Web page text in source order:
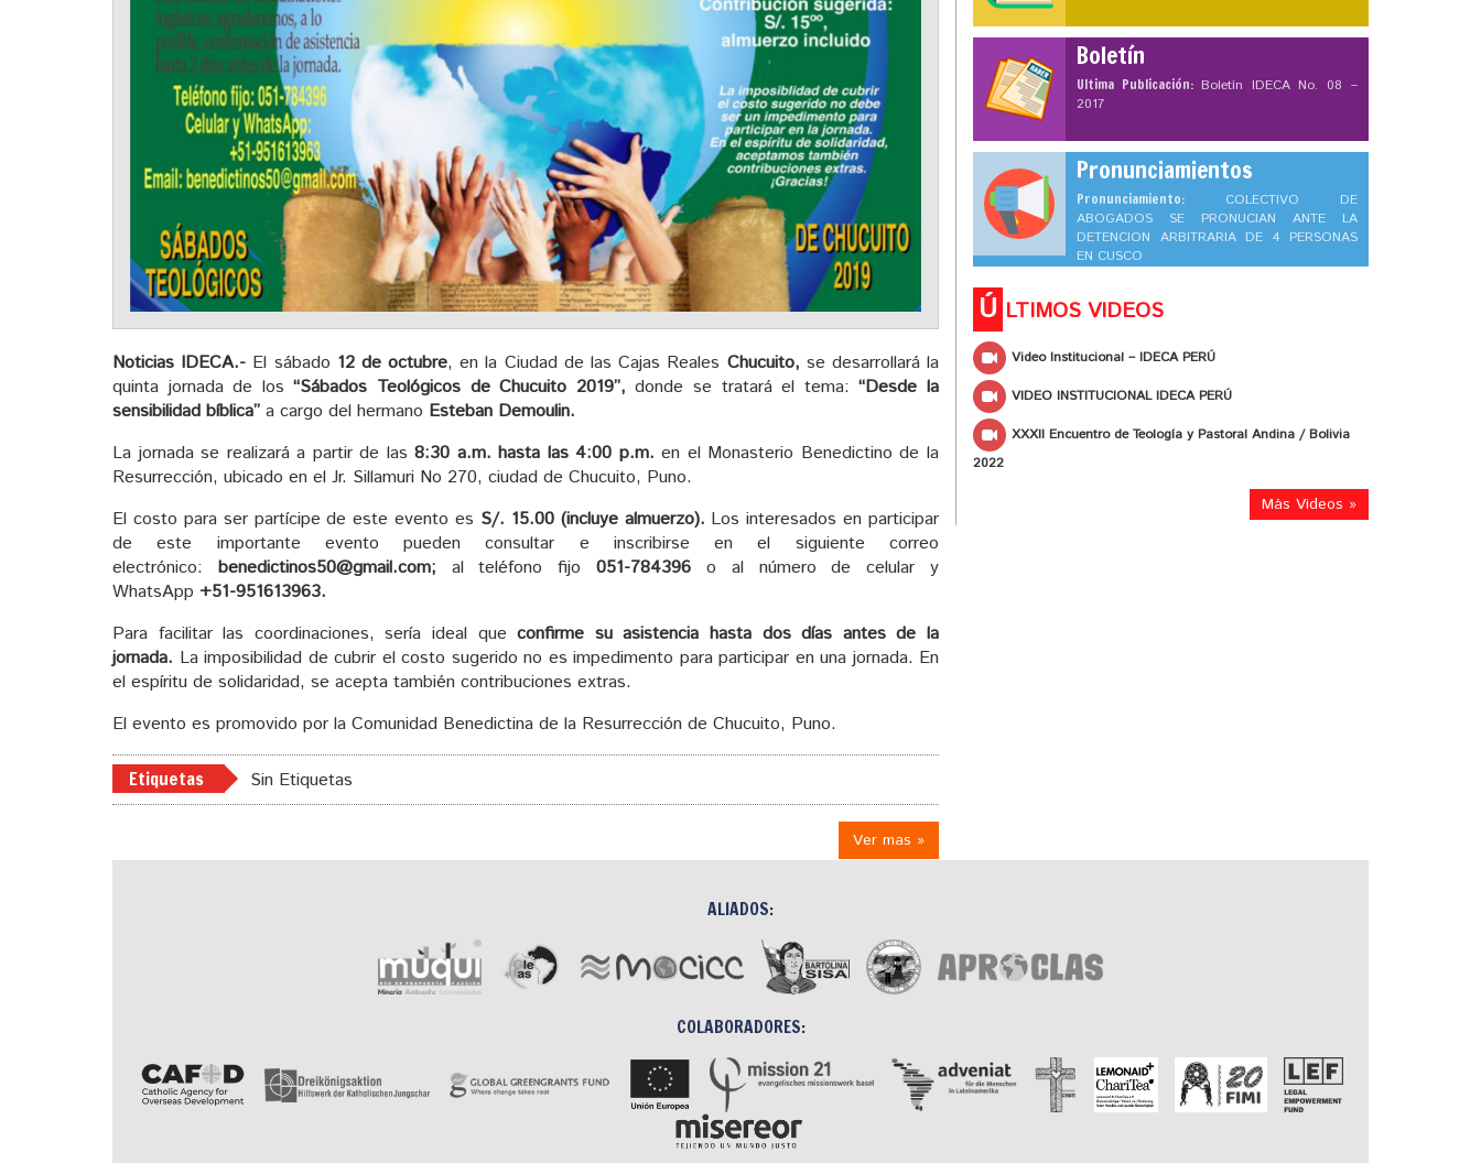
Noticias IDECA.- El sábado 12 de octubre, en la Ciudad de las Cajas Reales Chucuito, se desarrollará la
quinta jornada de los“Sábados Teológicos de Chucuito 2019”, donde se tratará el tema:“Desde la
sensibilidad bíblica” a cargo del hermano Esteban Demoulin.
La jornada se realizará a partir de las8:30 a.m. hasta las 4:00 p.m. en el Monasterio Benedictino de la
Resurrección, ubicado en el Jr. Sillamuri No 270, ciudad de Chucuito, Puno.
El costo para ser partícipe de este evento es S/. 15.00 (incluye almuerzo). Los interesados en participar
de este importante evento pueden consultar e inscribirse en el siguiente correo
electrónico: benedictinos50@gmail.com; al teléfono fijo051-784396 o al número de celular y
WhatsApp +51-951613963.
Para facilitar las coordinaciones, sería ideal queconfirme su asistencia hasta dos días antes de la
jornada. La imposibilidad de cubrir el costo sugerido no es impedimento para participar en una jornada. En
el espíritu de solidaridad, se acepta también contribuciones extras.
El evento es promovido por la Comunidad Benedictina de la Resurrección de Chucuito, Puno.
Etiquetas Sin Etiquetas
Ver mas »
Boletín
Ultima Publicación: Boletín IDECA No. 08 –
2017
Pronunciamientos
Pronunciamiento: COLECTIVO DE
ABOGADOS SE PRONUCIAN ANTE LA
DETENCION ARBITRARIA DE 4 PERSONAS
EN CUSCO
Ú LTIMOS VIDEOS
Video Institucional – IDECA PERÚ
VIDEO INSTITUCIONAL IDECA PERÚ
XXXII Encuentro de Teología y Pastoral Andina / Bolivia
2022
Más Videos »
ALIADOS:
COLABORADORES: